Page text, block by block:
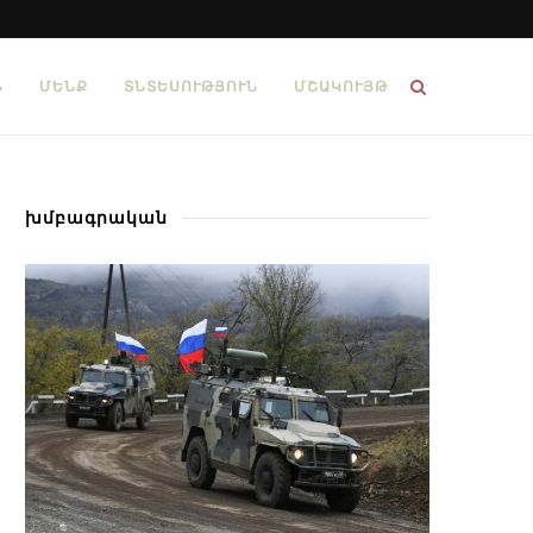
ՄԵՆՔ ՏՆՏԵՍՈՒԹՅՈՒՆ ՄՇԱԿՈՒՅԹ
խմբագրական